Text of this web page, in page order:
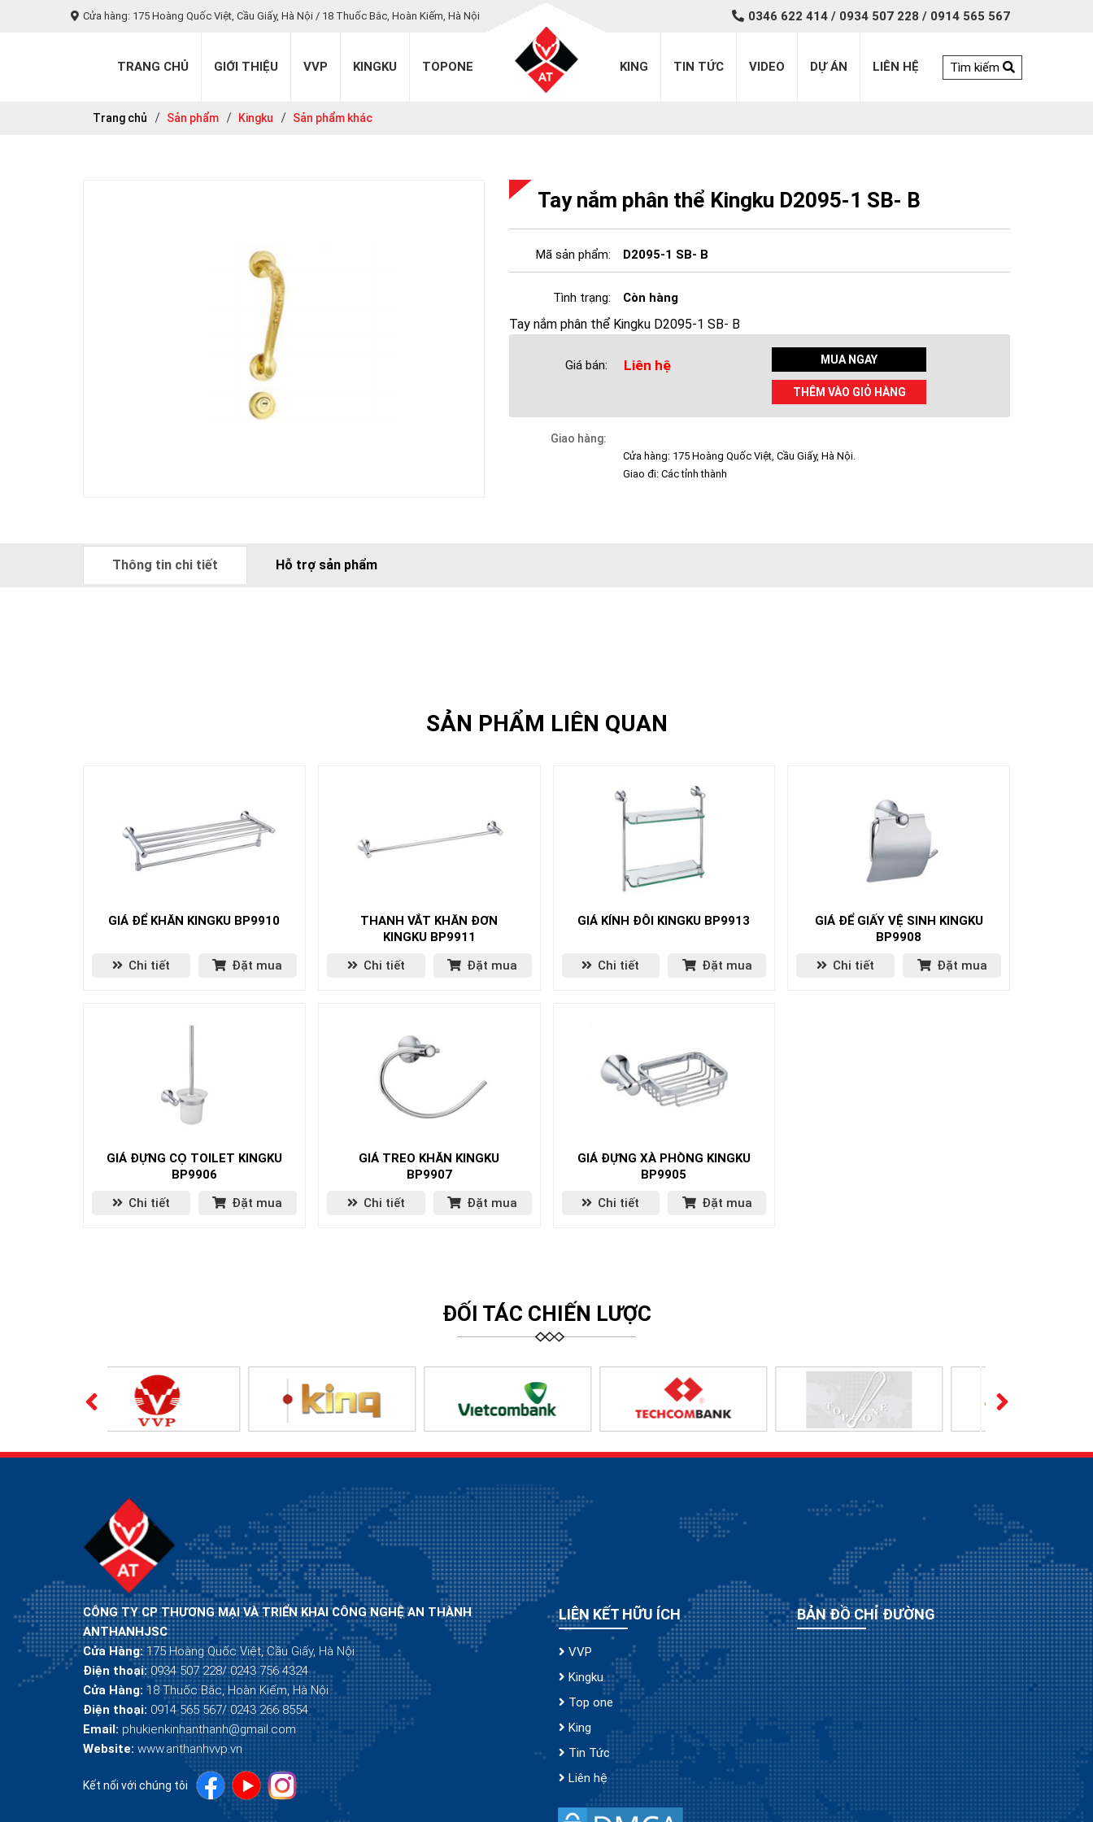
Cửa hàng: 175 Hoàng Quốc Việt, Cầu Giấy, Hà Nội / 18 Thuốc Bắc, Hoàn Kiếm, Hà Nội 0346 622 414 / 0934 507 228 / 0914 565 567
TRANG CHỦ GIỚI THIỆU VVP KINGKU TOPONE KING TIN TỨC VIDEO DỰ ÁN LIÊN HỆ Tìm kiếm
Trang chủ Sản phẩm Kingku Sản phẩm khác
Tay nắm phân thể Kingku D2095-1 SB- B
Mã sản phẩm: D2095-1 SB- B
Tình trạng: Còn hàng
Tay nắm phân thể Kingku D2095-1 SB- B
Giá bán: Liên hệ MUA NGAY
THÊM VÀO GIỎ HÀNG
Giao hàng:
Cửa hàng: 175 Hoàng Quốc Việt, Cầu Giấy, Hà Nội.
Giao đi: Các tỉnh thành
Thông tin chi tiết Hỗ trợ sản phẩm
SẢN PHẨM LIÊN QUAN
GIÁ ĐỂ KHĂN KINGKU BP9910
Chi tiết Đặt mua
THANH VẮT KHĂN ĐƠN
KINGKU BP9911
Chi tiết
Đặt mua
GIÁ KÍNH ĐÔI KINGKU BP9913
Chi tiết Đặt mua
GIÁ ĐỂ GIẤY VỆ SINH KINGKU
BP9908
Chi tiết
Đặt mua
GIÁ ĐỰNG CỌ TOILET KINGKU
BP9906
Chi tiết
Đặt mua
GIÁ TREO KHĂN KINGKU
BP9907
Chi tiết
Đặt mua
GIÁ ĐỰNG XÀ PHÒNG KINGKU
BP9905
Chi tiết
Đặt mua
ĐỐI TÁC CHIẾN LƯỢC
CÔNG TY CP THƯƠNG MẠI VÀ TRIỂN KHAI CÔNG NGHỆ AN THÀNH
ANTHANHJSC
Cửa Hàng:175 Hoàng Quốc Việt, Cầu Giấy, Hà Nội
Điện thoại:0934 507 228/ 0243 756 4324
Cửa Hàng: 18 Thuốc Bắc, Hoàn Kiếm, Hà Nội
Điện thoại: 0914 565 567/ 0243 266 8554
Email: phukienkinhanthanh@gmail.com
Website: www.anthanhvvp.vn
Kết nối với chúng tôi
LIÊN KẾT HỮU ÍCH
VVP
Kingku
Top one
King
Tin Tức
Liên hệ
BẢN ĐỒ CHỈ ĐƯỜNG